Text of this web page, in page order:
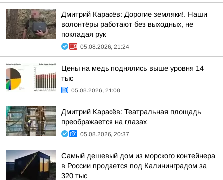
Дмитрий Карасёв: Дорогие земляки!. Наши
волонтёры работают без выходных, не
покладая рук
05.08.2026, 21:24
Цены на медь поднялись выше уровня 14
тыс
05.08.2026, 21:08
Дмитрий Карасёв: Театральная площадь
преображается на глазах
05.08.2026, 20:37
Самый дешевый дом из морского контейнера
в России продается под Калининградом за
320 тыс